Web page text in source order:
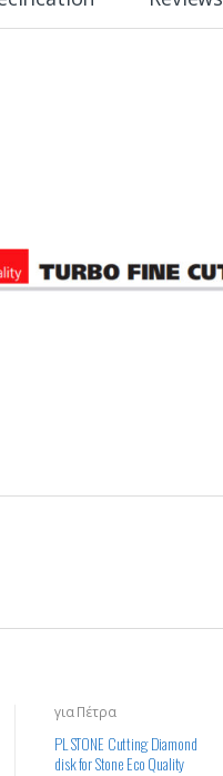
για Πέτρα
PL STONE Cutting Diamond
disk for Stone Eco Quality